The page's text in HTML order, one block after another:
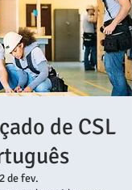
de CSL
de fev.